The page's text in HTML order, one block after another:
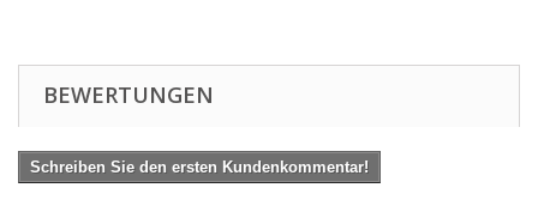
BEWERTUNGEN
Schreiben Sie den ersten Kundenkommentar!